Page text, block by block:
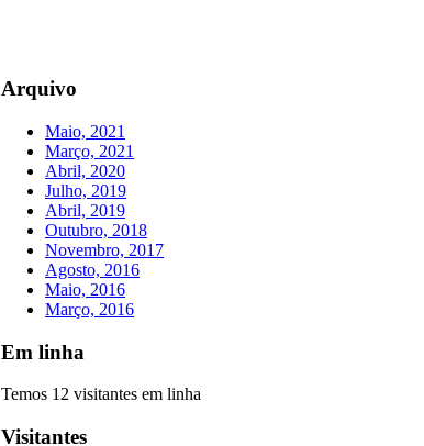
Arquivo
Maio, 2021
Março, 2021
Abril, 2020
Julho, 2019
Abril, 2019
Outubro, 2018
Novembro, 2017
Agosto, 2016
Maio, 2016
Março, 2016
Em linha
Temos 12 visitantes em linha
Visitantes